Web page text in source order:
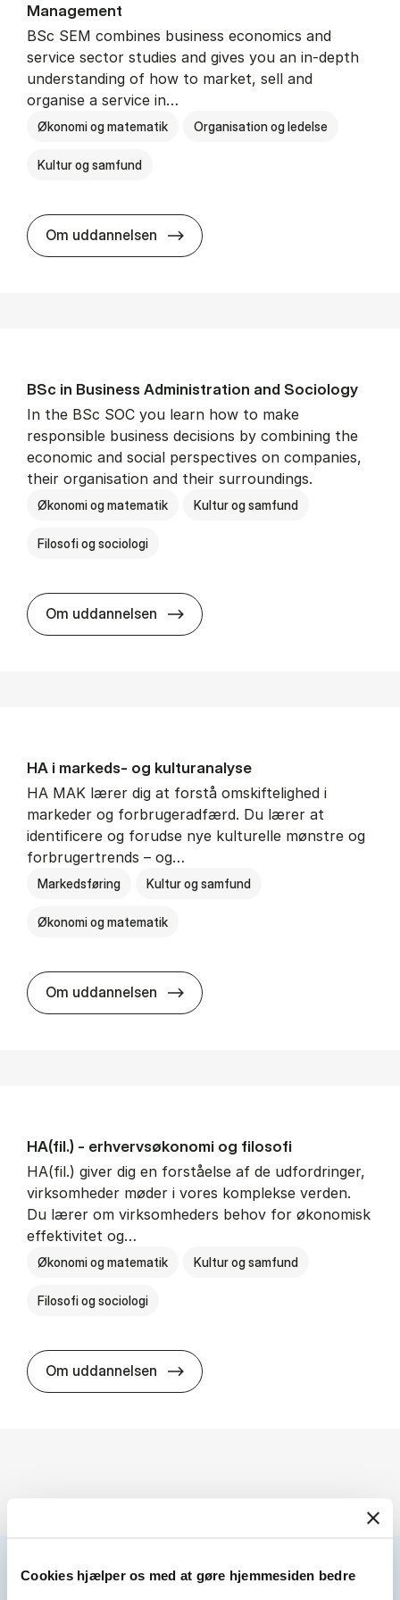
Cookies hjælper os med at gøre hjemmesiden bedre
Man­age­ment
BSc SEM combines business economics and
service sector studies and gives you an in-depth
understanding of how to market, sell and
organise a service in…
Økonomi og matematik Organisation og ledelse
Kultur og samfund
Om uddannelsen BSc in Busi­ness Ad­min­is­tra­tion
BSc in Busi­ness Ad­min­is­tra­tion and So­ci­ology
In the BSc SOC you learn how to make
responsible business decisions by combining the
economic and social perspectives on companies,
their organisation and their surroundings.
Økonomi og matematik Kultur og samfund
Filosofi og sociologi
Om uddannelsen BSc in Busi­ness Ad­min­is­tra­tion
HA i mar­keds- og kul­tu­r­a­na­ly­se
HA MAK lærer dig at forstå omskiftelighed i
markeder og forbrugeradfærd. Du lærer at
identificere og forudse nye kulturelle mønstre og
forbrugertrends – og…
Markedsføring Kultur og samfund
Økonomi og matematik
Om uddannelsen HA i mar­keds- og kul­tu­r­a­na­ly­se
HA(fil.) - erhvervs­økonomi og fi­lo­so­fi
HA(fil.) giver dig en forståelse af de udfordringer,
virksomheder møder i vores komplekse verden.
Du lærer om virksomheders behov for økonomisk
effektivitet og…
Økonomi og matematik Kultur og samfund
Filosofi og sociologi
Om uddannelsen HA(fil.) - erhvervs­økonomi og